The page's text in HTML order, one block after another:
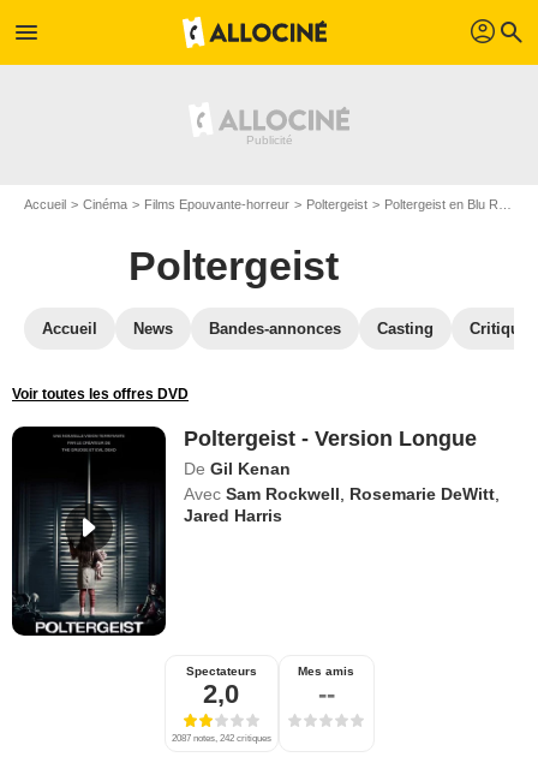
menu profil search
Accueil Cinéma Films Epouvante-horreur Poltergeist Poltergeist en Blu Ray
Poltergeist
Accueil News Bandes-annonces Casting
Voir toutes les offres DVD
Poltergeist - Version Longue
De Gil Kenan
Avec Sam Rockwell Rosemarie DeWitt
Jared Harris
Spectateurs
2,0
2087 notes, 242 critiques
Mes amis
--